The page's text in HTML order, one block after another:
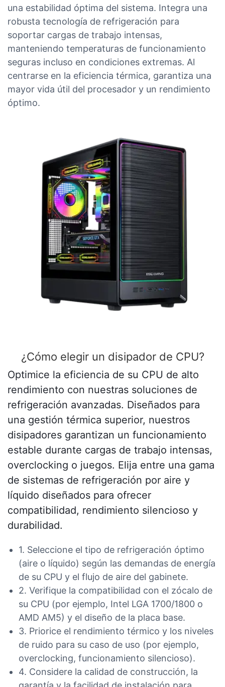
una estabilidad óptima del sistema. Integra una
robusta tecnología de refrigeración para
soportar cargas de trabajo intensas,
manteniendo temperaturas de funcionamiento
seguras incluso en condiciones extremas. Al
centrarse en la eficiencia térmica, garantiza una
mayor vida útil del procesador y un rendimiento
óptimo.
¿Cómo elegir un disipador de CPU?
Optimice la eficiencia de su CPU de alto
rendimiento con nuestras soluciones de
refrigeración avanzadas. Diseñados para
una gestión térmica superior, nuestros
disipadores garantizan un funcionamiento
estable durante cargas de trabajo intensas,
overclocking o juegos. Elija entre una gama
de sistemas de refrigeración por aire y
líquido diseñados para ofrecer
compatibilidad, rendimiento silencioso y
durabilidad.
1. Seleccione el tipo de refrigeración óptimo
(aire o líquido) según las demandas de energía
de su CPU y el flujo de aire del gabinete.
2. Verifique la compatibilidad con el zócalo de
su CPU (por ejemplo, Intel LGA 1700/1800 o
AMD AM5) y el diseño de la placa base.
3. Priorice el rendimiento térmico y los niveles
de ruido para su caso de uso (por ejemplo,
overclocking, funcionamiento silencioso).
4. Considere la calidad de construcción, la